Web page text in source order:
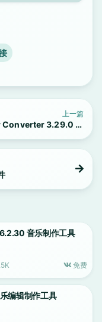
上一篇
3.29.0 视
音乐制作工具
免费
编辑制作工具